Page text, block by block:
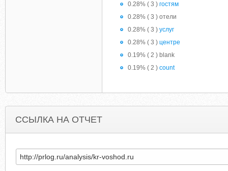
0.28% ( 3 ) гостям
0.28% ( 3 ) отели
0.28% ( 3 ) услуг
0.28% ( 3 ) центре
0.19% ( 2 ) blank
0.19% ( 2 ) count
ССЫЛКА НА ОТЧЕТ